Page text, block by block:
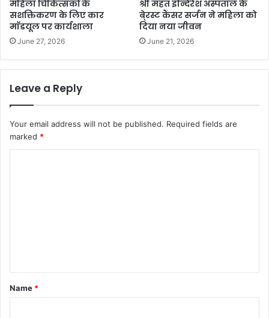
महिला चिकित्सकों के
सशक्तिकरण के लिए कार
माॅडयूल पर कार्यशाला
June 27, 2026
श्री महंत इन्दिरेश अस्पताल के
बे्रस्ट कैंसर सर्जन ने महिला को
दिया नया जीवन
June 21, 2026
Leave a Reply
Your email address will not be published. Required fields are
marked *
*
Name *